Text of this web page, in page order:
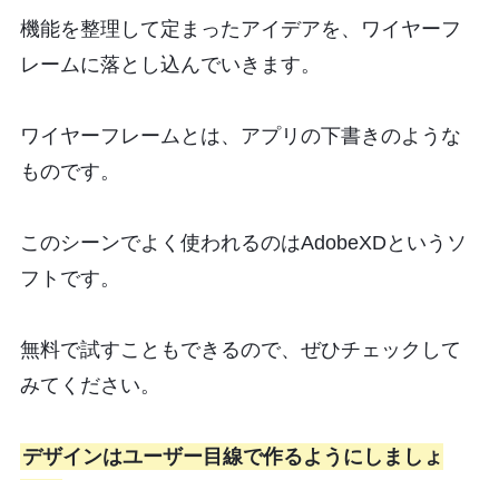
機能を整理して定まったアイデアを、ワイヤーフ
レームに落とし込んでいきます。
ワイヤーフレームとは、アプリの下書きのような
ものです。
このシーンでよく使われるのはAdobeXDというソ
フトです。
無料で試すこともできるので、ぜひチェックして
みてください。
デザインはユーザー目線で作るようにしましょ